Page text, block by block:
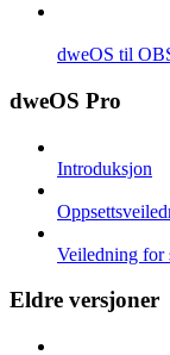
dweOS til
dweOS Pro
Introduksjon
Veiledning for
Eldre versjoner